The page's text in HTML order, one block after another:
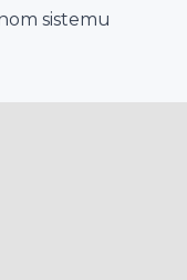
sistemu